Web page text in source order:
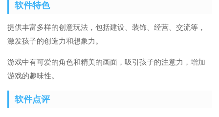
软件特色
提供丰富多样的创意玩法，包括建设、装饰、经营、交流等，
激发孩子的创造力和想象力。
游戏中有可爱的角色和精美的画面，吸引孩子的注意力，增加
游戏的趣味性。
软件点评